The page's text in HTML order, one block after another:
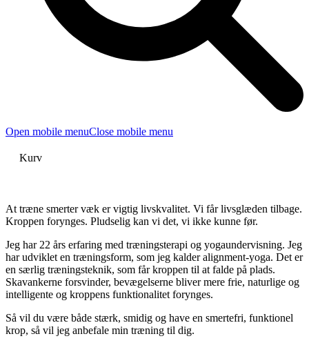
Open mobile menuClose mobile menu
Kurv
At træne smerter væk er vigtig livskvalitet. Vi får livsglæden tilbage.
Kroppen forynges. Pludselig kan vi det, vi ikke kunne før.
Jeg har 22 års erfaring med træningsterapi og yogaundervisning. Jeg
har udviklet en træningsform, som jeg kalder alignment-yoga. Det er
en særlig træningsteknik, som får kroppen til at falde på plads.
Skavankerne forsvinder, bevægelserne bliver mere frie, naturlige og
intelligente og kroppens funktionalitet forynges.
Så vil du være både stærk, smidig og have en smertefri, funktionel
krop, så vil jeg anbefale min træning til dig.